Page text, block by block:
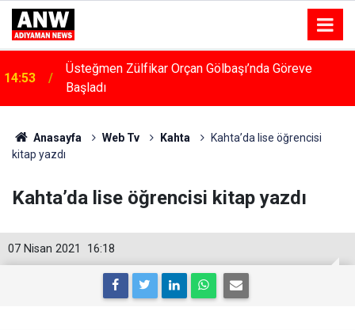
14:53
Üsteğmen Zülfikar Orçan Gölbaşı’nda Göreve
Başladı
Anasayfa Web Tv Kahta
Kahta’da lise öğrencisi
kitap yazdı
Kahta’da lise öğrencisi kitap yazdı
16:18
07 Nisan 2021